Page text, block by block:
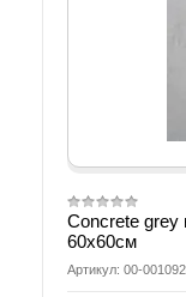
Concrete grey
60х60см
Артикул: 00-